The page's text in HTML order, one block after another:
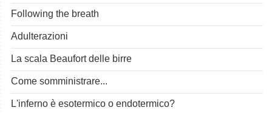
Following the breath
Adulterazioni
La scala Beaufort delle birre
Come somministrare...
L'inferno è esotermico o endotermico?